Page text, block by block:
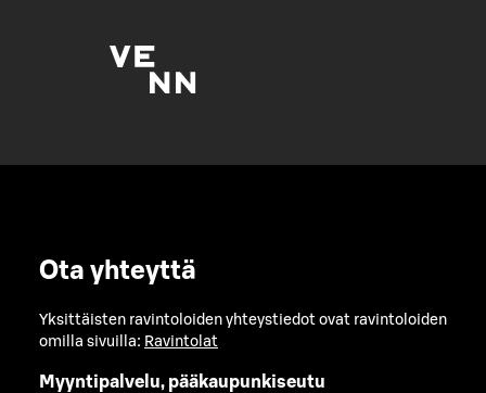
Ota yhteyttä
Yksittäisten ravintoloiden yhteystiedot ovat ravintoloiden
omilla sivuilla: Ravintolat
Myyntipalvelu, pääkaupunkiseutu